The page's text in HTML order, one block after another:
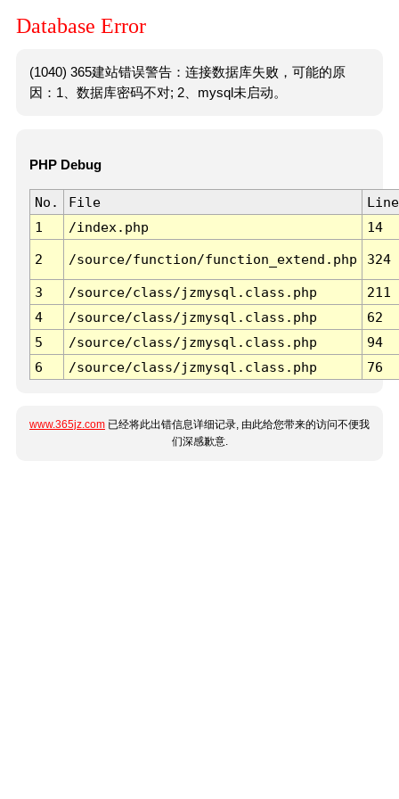
Database Error
(1040) 365建站错误警告：连接数据库失败，可能的原
因：1、数据库密码不对; 2、mysql未启动。
PHP Debug
No. File
Line
1
/index.php 14
2 /source/function/function_extend.php 324
3 /source/class/jzmysql.class.php
211
4
/source/class/jzmysql.class.php
62
5
/source/class/jzmysql.class.php
94
6
/source/class/jzmysql.class.php 76
www.365jz.com 已经将此出错信息详细记录, 由此给您带来的访问不便我
们深感歉意.